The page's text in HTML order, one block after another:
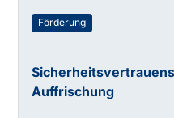
Förderung
Auffrischung